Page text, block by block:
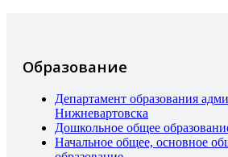
Образование
Департамент образования
Нижневартовска
Дошкольное общее
Начальное общее, основное